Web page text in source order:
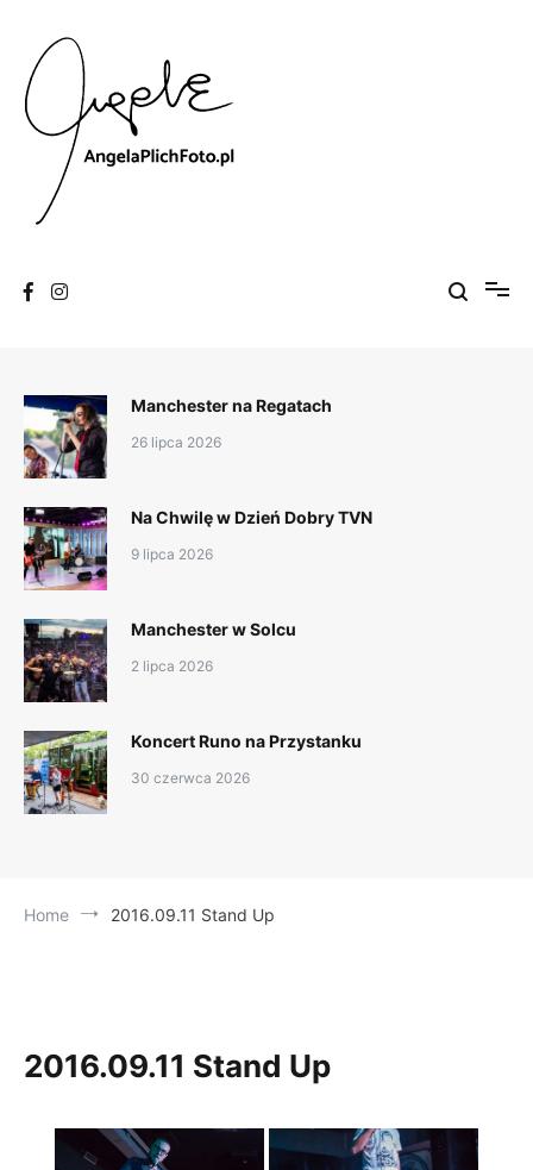
content
Manchester na Regatach
26 lipca 2026
Na Chwilę w Dzień Dobry TVN
9 lipca 2026
Manchester w Solcu
2 lipca 2026
Koncert Runo na Przystanku
30 czerwca 2026
Home 2016.09.11 Stand Up
2016.09.11 Stand Up